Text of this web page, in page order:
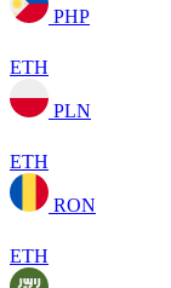
PHP
ETH
PLN
ETH
RON
ETH